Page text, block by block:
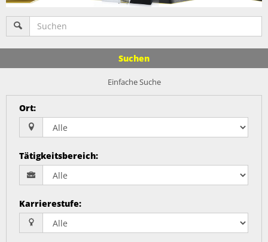
Suchen
Einfache Suche
Ort:
Tätigkeitsbereich:
Karrierestufe: